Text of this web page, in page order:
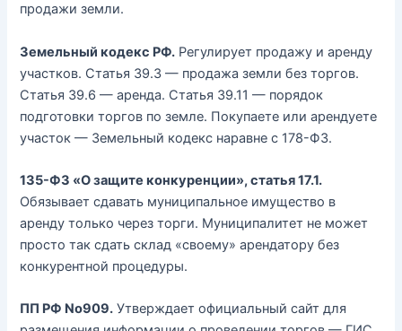
продажи земли.
Земельный кодекс РФ. Регулирует продажу и аренду
участков. Статья 39.3 — продажа земли без торгов.
Статья 39.6 — аренда. Статья 39.11 — порядок
подготовки торгов по земле. Покупаете или арендуете
участок — Земельный кодекс наравне с 178-ФЗ.
135-ФЗ «О защите конкуренции», статья 17.1.
Обязывает сдавать муниципальное имущество в
аренду только через торги. Муниципалитет не может
просто так сдать склад «своему» арендатору без
конкурентной процедуры.
ПП РФ No909. Утверждает официальный сайт для